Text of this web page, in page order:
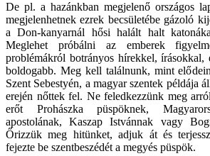
De pl. a hazánkban megjelenő országos
megjelenhetnek ezrek becsületébe gázoló
a Don-kanyarnál hősi halált halt
Meglehet próbálni az emberek
problémákról botrányos hírekkel, írásokkal,
boldogabb. Meg kell találnunk, mint
Szent Sebestyén, a magyar szentek példája
erején nőttek fel. Ne feledkezzünk meg
erőt Prohászka püspöknek,
apostolának, Kaszap Istvánnak vagy
Őrizzük meg hitünket, adjuk át és
fejezte be szentbeszédét a megyés püspök.